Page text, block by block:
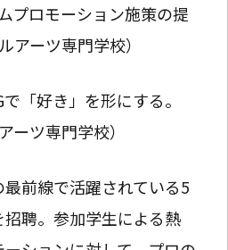
プロモーション施策の提
アーツ専門学校）
「好き」を形にする。
ーツ専門学校）
前線で活躍されている5
聘。参加学生による熱